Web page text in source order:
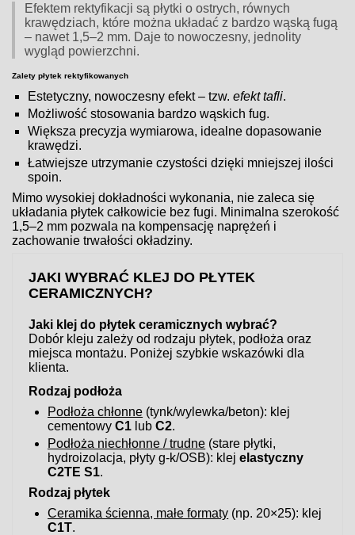
Efektem rektyfikacji są płytki o ostrych, równych
krawędziach, które można układać z bardzo wąską fugą
– nawet 1,5–2 mm. Daje to nowoczesny, jednolity
wygląd powierzchni.
Zalety płytek rektyfikowanych
Estetyczny, nowoczesny efekt – tzw.efekt tafli.
Możliwość stosowania bardzo wąskich fug.
Większa precyzja wymiarowa, idealne dopasowanie
krawędzi.
Łatwiejsze utrzymanie czystości dzięki mniejszej ilości
spoin.
Mimo wysokiej dokładności wykonania, nie zaleca się
układania płytek całkowicie bez fugi. Minimalna szerokość
1,5–2 mm pozwala na kompensację naprężeń i
zachowanie trwałości okładziny.
JAKI WYBRAĆ KLEJ DO PŁYTEK
CERAMICZNYCH?
Jaki klej do płytek ceramicznych wybrać?
Dobór kleju zależy od rodzaju płytek, podłoża oraz
miejsca montażu. Poniżej szybkie wskazówki dla
klienta.
Rodzaj podłoża
Podłoża chłonne (tynk/wylewka/beton): klej
cementowyC1 lubC2.
Podłoża niechłonne / trudne (stare płytki,
hydroizolacja, płyty g-k/OSB): klejelastyczny
C2TE S1.
Rodzaj płytek
Ceramika ścienna, małe formaty (np. 20×25): klej
C1T.